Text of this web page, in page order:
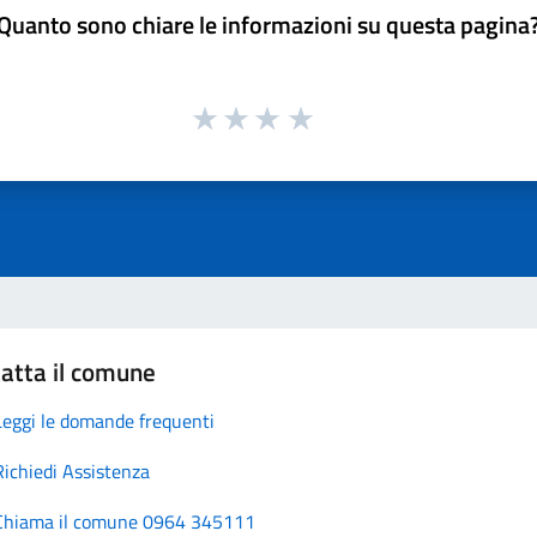
sono chiare le informazioni su questa
il comune
le domande frequenti
Assistenza
il comune 0964 345111